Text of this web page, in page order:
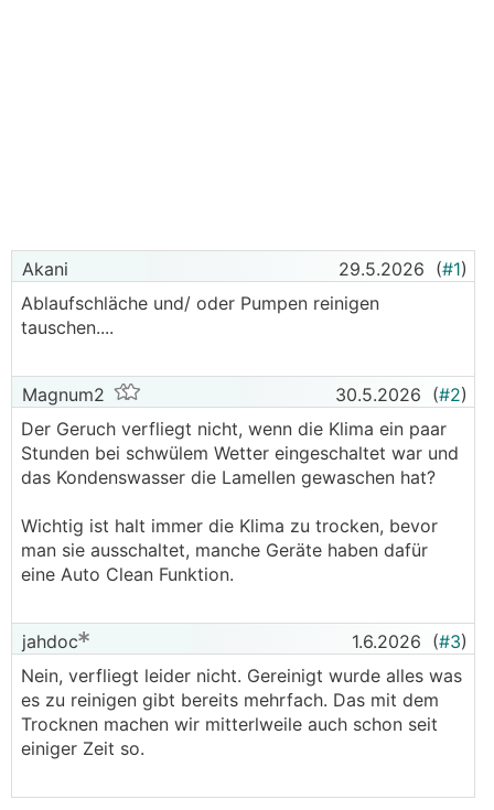
Akani 29.5.2026 (#1)
Ablaufschläche und/ oder Pumpen reinigen
tauschen....
Magnum2 30.5.2026 (#2)
Der Geruch verfliegt nicht, wenn die Klima ein paar
Stunden bei schwülem Wetter eingeschaltet war und
das Kondenswasser die Lamellen gewaschen hat?
Wichtig ist halt immer die Klima zu trocken, bevor
man sie ausschaltet, manche Geräte haben dafür
eine Auto Clean Funktion.
jahdoc 1.6.2026 (#3)
Nein, verfliegt leider nicht. Gereinigt wurde alles was
es zu reinigen gibt bereits mehrfach. Das mit dem
Trocknen machen wir mitterlweile auch schon seit
einiger Zeit so.